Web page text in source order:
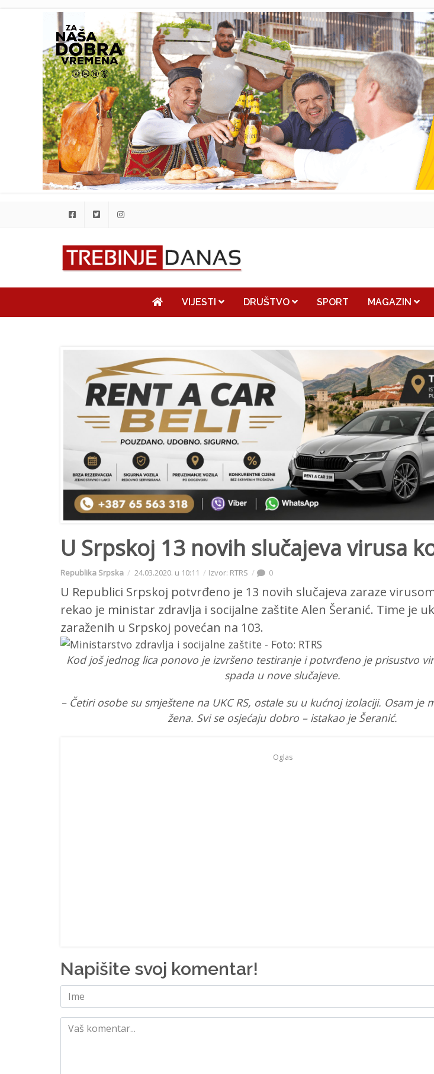
VIJESTI DRUŠTVO SPORT MAGAZIN
U Srpskoj 13 novih slučajeva virusa
Republika Srpska 24.03.2020. u 10:11 Izvor: RTRS 0
U Republici Srpskoj potvrđeno je 13 novih slučajeva zaraze
rekao je ministar zdravlja i socijalne zaštite Alen Šeranić. Time je
zaraženih u Srpskoj povećan na 103.
Kod još jednog lica ponovo je izvršeno testiranje i potvrđeno je prisustvo
spada u nove slučajeve.
– Četiri osobe su smještene na UKC RS, ostale su u kućnoj izolaciji. Osam je
žena. Svi se osjećaju dobro – istakao je Šeranić.
Oglas
Napišite svoj komentar!